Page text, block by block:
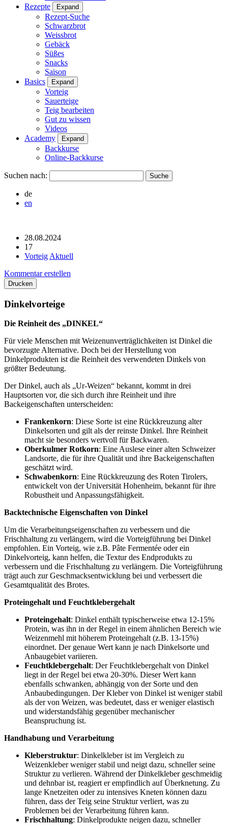
Rezepte
Expand
Rezept-Suche
Schwarzbrot
Weissbrot
Gebäck
Süßes
Snacks
Saison
Basics
Expand
Vorteig
Sauerteige
Teig bearbeiten
Gut zu wissen
Videos
Academy
Expand
Backkurse
Online-Backkurse
Suchen nach:
de
en
28.08.2024
17
Vorteig Aktuell
Kommentar erstellen
Drucken
Dinkelvorteige
Die Reinheit des „DINKEL“
Für viele Menschen mit Weizenunverträglichkeiten ist Dinkel die
bevorzugte Alternative. Doch bei der Herstellung von
Dinkelprodukten ist die Reinheit des verwendeten Dinkels von
größter Bedeutung.
Der Dinkel, auch als „Ur-Weizen“ bekannt, kommt in drei
Hauptsorten vor, die sich durch ihre Reinheit und ihre
Backeigenschaften unterscheiden:
Frankenkorn: Diese Sorte ist eine Rückkreuzung alter
Dinkelsorten und gilt als der reinste Dinkel. Ihre Reinheit
macht sie besonders wertvoll für Backwaren.
Oberkulmer Rotkorn: Eine Auslese einer alten Schweizer
Landsorte, die für ihre Qualität und ihre Backeigenschaften
geschätzt wird.
Schwabenkorn: Eine Rückkreuzung des Roten Tirolers,
entwickelt von der Universität Hohenheim, bekannt für ihre
Robustheit und Anpassungsfähigkeit.
Backtechnische Eigenschaften von Dinkel
Um die Verarbeitungseigenschaften zu verbessern und die
Frischhaltung zu verlängern, wird die Vorteigführung bei Dinkel
empfohlen. Ein Vorteig, wie z.B. Pâte Fermentée oder ein
Dinkelvorteig, kann helfen, die Textur des Endprodukts zu
verbessern und die Frischhaltung zu verlängern. Die Vorteigführung
trägt auch zur Geschmacksentwicklung bei und verbessert die
Gesamtqualität des Brotes.
Proteingehalt und Feuchtklebergehalt
Proteingehalt: Dinkel enthält typischerweise etwa 12-15%
Protein, was ihn in der Regel in einem ähnlichen Bereich wie
Weizenmehl mit höherem Proteingehalt (z.B. 13-15%)
einordnet. Der genaue Wert kann je nach Dinkelsorte und
Anbaugebiet variieren.
Feuchtklebergehalt: Der Feuchtklebergehalt von Dinkel
liegt in der Regel bei etwa 20-30%. Dieser Wert kann
ebenfalls schwanken, abhängig von der Sorte und den
Anbaubedingungen. Der Kleber von Dinkel ist weniger stabil
als der von Weizen, was bedeutet, dass er weniger elastisch
und widerstandsfähig gegenüber mechanischer
Beanspruchung ist.
Handhabung und Verarbeitung
Kleberstruktur: Dinkelkleber ist im Vergleich zu
Weizenkleber weniger stabil und neigt dazu, schneller seine
Struktur zu verlieren. Während der Dinkelkleber geschmeidig
und dehnbar ist, reagiert er empfindlich auf Überknetung. Zu
lange Knetzeiten oder zu intensives Kneten können dazu
führen, dass der Teig seine Struktur verliert, was zu
Problemen bei der Verarbeitung führen kann.
Frischhaltung: Dinkelprodukte neigen dazu, schneller